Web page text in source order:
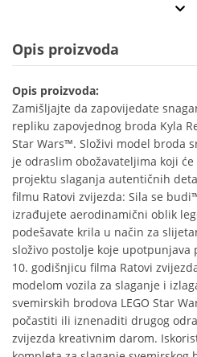
Opis proizvoda
Opis proizvoda:
Zamišljajte da zapovijedate
repliku zapovjednog broda Kyla
Star Wars™. Složivi model broda
je odraslim obožavateljima koji
projektu slaganja autentičnih
filmu Ratovi zvijezda: Sila se
izrađujete aerodinamični oblik
podešavate krila u način za
složivo postolje koje upotpunjava
10. godišnjicu filma Ratovi
modelom vozila za slaganje i
svemirskih brodova LEGO Star
počastiti ili iznenaditi drugog
zvijezda kreativnim darom.